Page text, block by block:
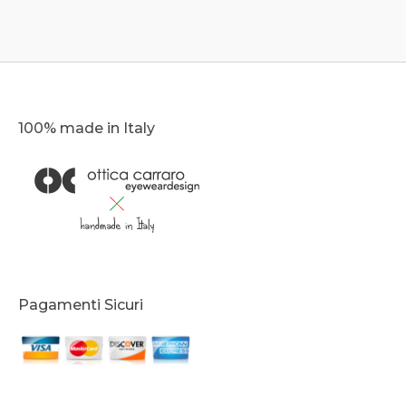
100% made in Italy
Pagamenti Sicuri